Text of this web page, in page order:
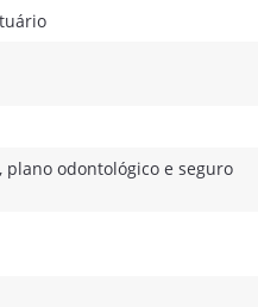
odontológico e seguro